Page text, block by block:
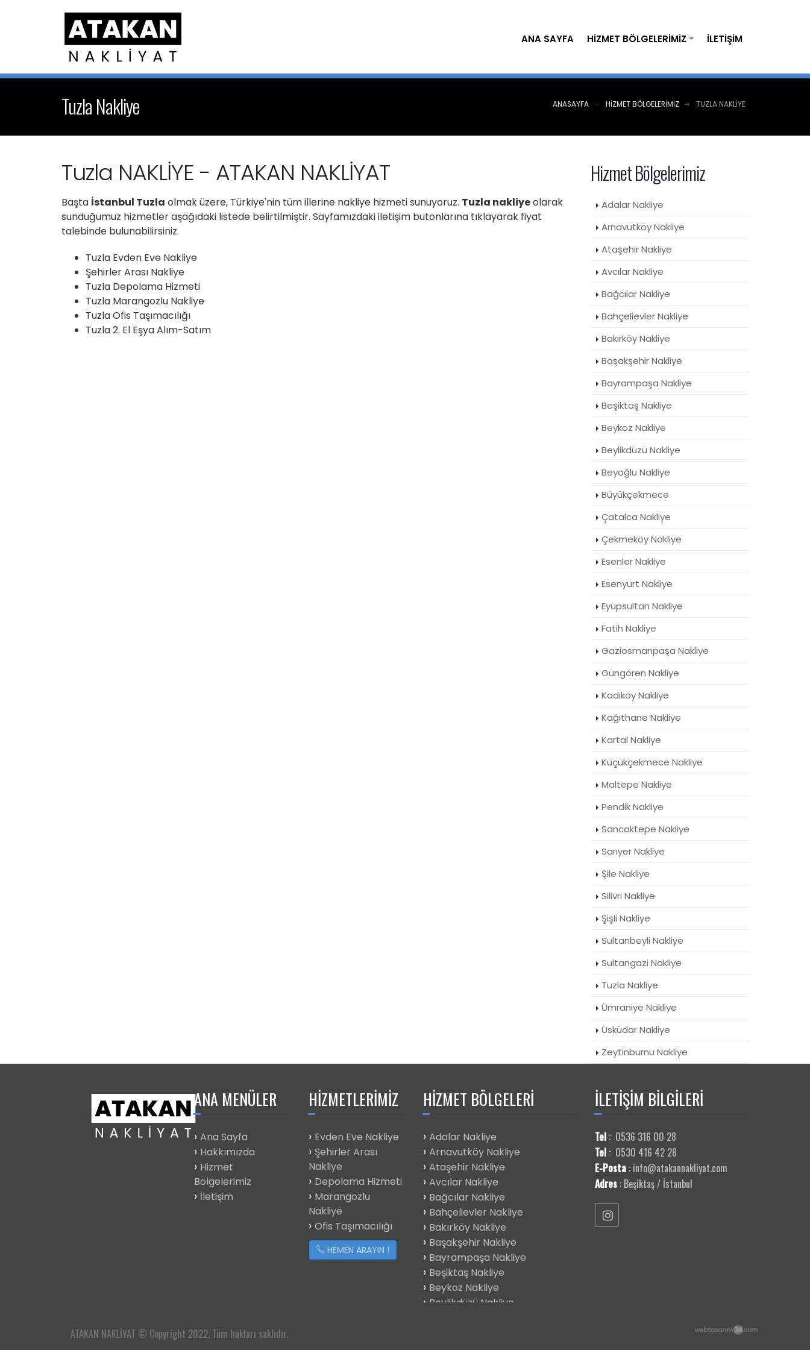
ANA SAYFA HIZMET BÖLGELERIMIZ İLETIŞIM
Tuzla Nakliye ANASAYFA HIZMET BÖLGELERIMIZ TUZLA NAKLIYE
Tuzla NAKLİYE - ATAKAN NAKLİYAT
Başta İstanbul Tuzla olmak üzere, Türkiye'nin tüm illerine nakliye hizmeti sunuyoruz. Tuzla nakliyeolarak
sunduğumuz hizmetler aşağıdaki listede belirtilmiştir. Sayfamızdaki iletişim butonlarına tıklayarak fiyat
talebinde bulunabilirsiniz.
Tuzla Evden Eve Nakliye
Şehirler Arası Nakliye
Tuzla Depolama Hizmeti
Tuzla Marangozlu Nakliye
Tuzla Ofis Taşımacılığı
Tuzla 2. El Eşya Alım-Satım
Hizmet Bölgelerimiz
Adalar Nakliye
Arnavutköy Nakliye
Ataşehir Nakliye
Avcılar Nakliye
Bağcılar Nakliye
Bahçelievler Nakliye
Bakırköy Nakliye
Başakşehir Nakliye
Bayrampaşa Nakliye
Beşiktaş Nakliye
Beykoz Nakliye
Beylikdüzü Nakliye
Beyoğlu Nakliye
Büyükçekmece
Çatalca Nakliye
Çekmeköy Nakliye
Esenler Nakliye
Esenyurt Nakliye
Eyüpsultan Nakliye
Fatih Nakliye
Gaziosmanpaşa Nakliye
Güngören Nakliye
Kadıköy Nakliye
Kağıthane Nakliye
Kartal Nakliye
Küçükçekmece Nakliye
Maltepe Nakliye
Pendik Nakliye
Sancaktepe Nakliye
Sarıyer Nakliye
Şile Nakliye
Silivri Nakliye
Şişli Nakliye
Sultanbeyli Nakliye
Sultangazi Nakliye
Tuzla Nakliye
Ümraniye Nakliye
Üsküdar Nakliye
Zeytinburnu Nakliye
ANA MENÜLER
Ana Sayfa
Hakkımızda
Hizmet
Bölgelerimiz
İletişim
HIZMETLERIMIZ
Evden Eve Nakliye
Şehirler Arası
Nakliye
Depolama Hizmeti
Marangozlu
Nakliye
Ofis Taşımacılığı
HEMEN ARAYIN !
HIZMET BÖLGELERI
Adalar Nakliye
Arnavutköy Nakliye
Ataşehir Nakliye
Avcılar Nakliye
Bağcılar Nakliye
Bahçelievler Nakliye
Bakırköy Nakliye
Başakşehir Nakliye
Bayrampaşa Nakliye
Beşiktaş Nakliye
Beykoz Nakliye
Beylikdüzü Nakliye
İLETİŞİM BİLGİLERİ
Tel : 0536 316 00 28
Tel : 0530 416 42 28
E-Posta : info@atakannakliyat.com
Adres : Beşiktaş / İstanbul
ATAKAN NAKLİYAT © Copyright 2022. Tüm hakları saklıdır.